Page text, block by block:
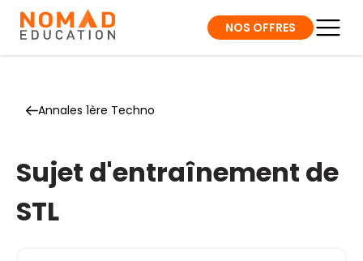
NOS OFFRES
Annales 1ère Techno
Sujet d'entraînement de
STL